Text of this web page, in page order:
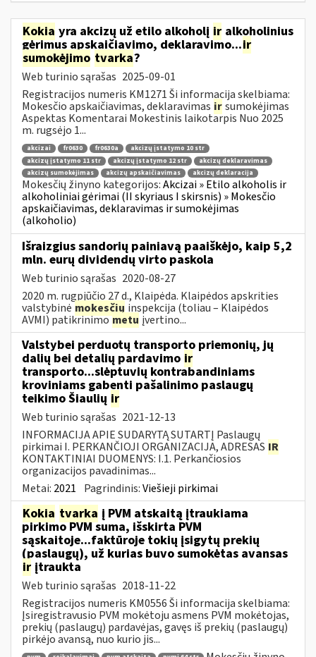
Kokia yra akcizų už etilo alkoholį ir alkoholinius
gėrimus apskaičiavimo, deklaravimo...ir
sumokėjimo tvarka?
Web turinio sąrašas 2025-09-01
Registracijos numeris KM1271 Ši informacija skelbiama:
Mokesčio apskaičiavimas, deklaravimas irsumokėjimas
Aspektas Komentarai Mokestinis laikotarpis Nuo 2025
m. rugsėjo 1...
akcizai fr0630 fr0630a
akcizų įstatymo 10 str
akcizų įstatymo 11 str
akcizų įstatymo 12 str
akcizų deklaravimas
akcizų sumokėjimas
akcizų apskaičiavimas akcizų deklaracija
Mokesčių žinyno kategorijos:Akcizai » Etilo alkoholis ir
alkoholiniai gėrimai (II skyriaus I skirsnis) » Mokesčio
apskaičiavimas, deklaravimas ir sumokėjimas
(alkoholio)
Išraizgius sandorių painiavą paaiškėjo, kaip 5,2
mln. eurų dividendų virto paskola
Web turinio sąrašas 2020-08-27
2020 m. rugpjūčio 27 d., Klaipėda. Klaipėdos apskrities
valstybinė mokesčių inspekcija (toliau – Klaipėdos
AVMI) patikrinimometu įvertino...
Valstybei perduotų transporto priemonių, jų
dalių bei detalių pardavimo ir
transporto...slėptuvių kontrabandiniams
kroviniams gabenti pašalinimo paslaugų
teikimo Šiaulių ir
Web turinio sąrašas 2021-12-13
INFORMACIJA APIE SUDARYTĄ SUTARTĮ Paslaugų
pirkimai I. PERKANČIOJI ORGANIZACIJA, ADRESAS IR
KONTAKTINIAI DUOMENYS: I.1. Perkančiosios
organizacijos pavadinimas...
Metai: 2021 Pagrindinis:Viešieji pirkimai
Kokia tvarka į PVM atskaitą įtraukiama
pirkimo PVM suma, išskirta PVM
sąskaitoje...faktūroje tokių įsigytų prekių
(paslaugų), už kurias buvo sumokėtas avansas
ir įtraukta
Web turinio sąrašas 2018-11-22
Registracijos numeris KM0556 Ši informacija skelbiama:
Įsiregistravusio PVM mokėtoju asmens PVM mokėtojas,
prekių (paslaugų) pardavėjas, gavęs iš prekių (paslaugų)
pirkėjo avansą, nuo kurio jis...